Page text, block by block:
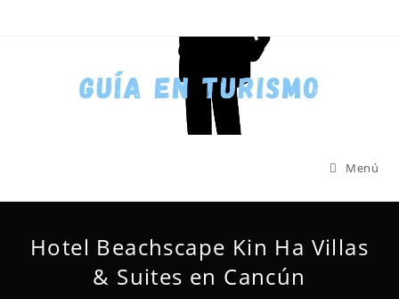
Menú
Hotel Beachscape Kin Ha Villas
& Suites en Cancún